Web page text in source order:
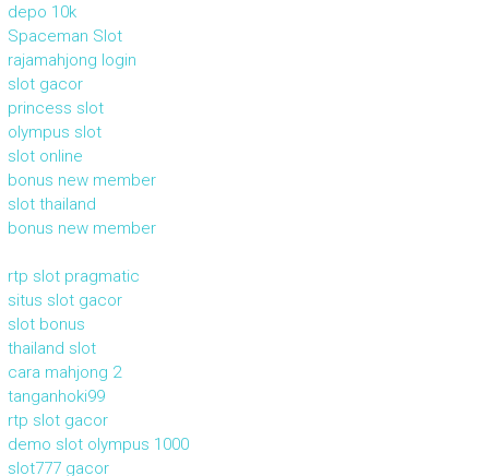
depo 10k
Spaceman Slot
rajamahjong login
slot gacor
princess slot
olympus slot
slot online
bonus new member
slot thailand
bonus new member
rtp slot pragmatic
situs slot gacor
slot bonus
thailand slot
cara mahjong 2
tanganhoki99
rtp slot gacor
demo slot olympus 1000
slot777 gacor